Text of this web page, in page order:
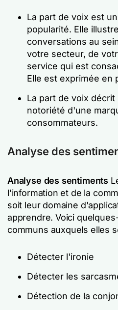
La part de voix est
popularité. Elle
conversations au
votre secteur, de
service qui est
Elle est exprimée en
La part de voix décrit
notoriété d'une
consommateurs.
Analyse des
Analyse des sentiments
l'information et de la
soit leur domaine
apprendre. Voici
communs auxquels elles
Détecter l'ironie
Détecter les
Détection de la